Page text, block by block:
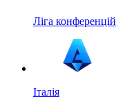
Ліга конференцій
Італія